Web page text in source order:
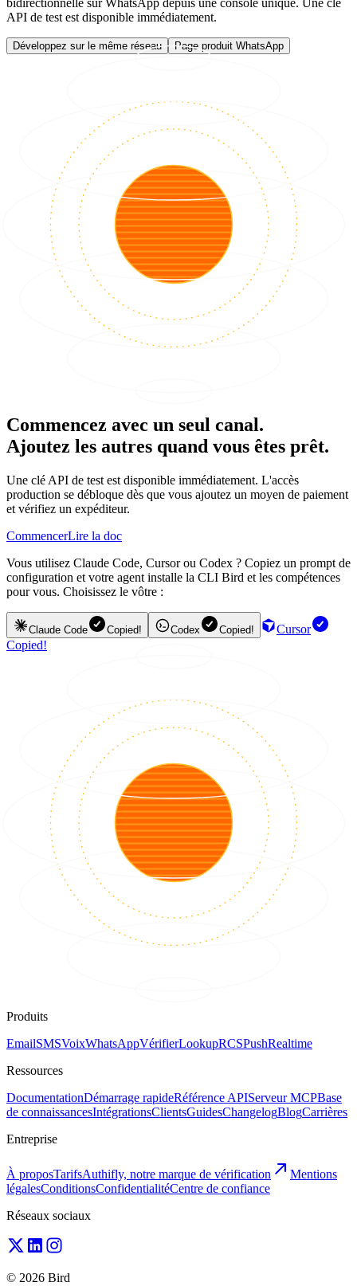
bidirectionnelle sur WhatsApp depuis une console unique. Une clé
API de test est disponible immédiatement.
Développez sur le même réseau Page produit WhatsApp
Commencez avec un seul canal.
Ajoutez les autres quand vous êtes prêt.
Une clé API de test est disponible immédiatement. L'accès
production se débloque dès que vous ajoutez un moyen de paiement
et vérifiez un expéditeur.
CommencerLire la doc
Vous utilisez Claude Code, Cursor ou Codex ? Copiez un prompt de
configuration et votre agent installe la CLI Bird et les compétences
pour vous. Choisissez le vôtre :
Claude Code Copied! Codex Copied!
Cursor
Copied!
Produits
EmailSMSVoixWhatsAppVérifierLookupRCSPushRealtime
Ressources
DocumentationDémarrage rapideRéférence APIServeur MCPBase
de connaissancesIntégrationsClientsGuidesChangelogBlogCarrières
Entreprise
À proposTarifsAuthifly, notre marque de vérification
Mentions
légalesConditionsConfidentialitéCentre de confiance
Réseaux sociaux
© 2026 Bird